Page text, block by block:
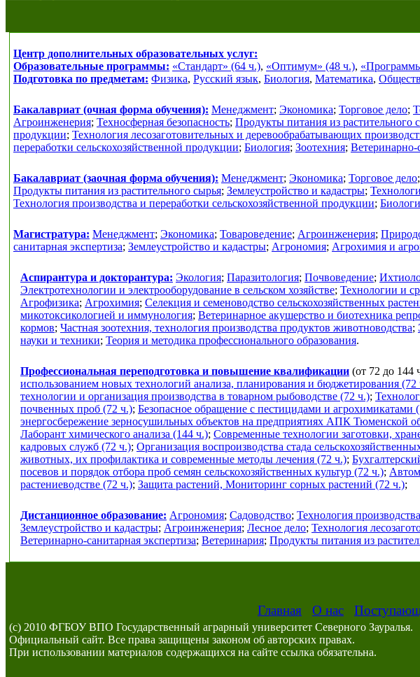
Центр дополнительных образовательных услуг:
Образовательные программы: «Стандарт» (64 ч.), «Оптимум» (48 ч.),
Подготовка по предметам: Физика, Русский язык, Биология, Математика,
Бакалавриат (очная форма обучения): Менеджмент; Экономика; Торговое дело;
Агроинженерия; Техносферная безопасность; Продукты питания из растительного
продукции; Технология лесозаготовительных и деревообрабатывающих
переработки сельскохозяйственной продукции; Биология; Зоотехния; Ветеринарно-
Бакалавриат (заочная форма обучения): Менеджмент; Экономика; Торговое дело;
Продукты питания из растительного сырья; Землеустройство и кадастры;
Технология производства и переработки сельскохозяйственной продукции;
Магистратура: Менеджмент; Экономика; Товароведение; Агроинженерия;
санитарная экспертиза; Землеустройство и кадастры; Агрономия; Агрохимия и
Аспирантура и докторантура: Экология; Паразитология; Почвоведение;
Электротехнологии и электрооборудование в сельском хозяйстве; Технологии и
Агрофизика; Агрохимия; Селекция и семеноводство сельскохозяйственных
микотоксикологией и иммунология; Ветеринарное акушерство и биотехника
кормов; Частная зоотехния, технология производства продуктов животноводства;
науки и техники; Теория и методика профессионального образования.
Профессиональная переподготовка и повышение квалификации (от 72 до 144
использованием новых технологий анализа, планирования и бюджетирования (72
технологии и организация производства в товарном рыбоводстве (72 ч.);
почвенных проб (72 ч.); Безопасное обращение с пестицидами и агрохимикатами
энергосбережение зерносушильных объектов на предприятиях АПК Тюменской
Лаборант химического анализа (144 ч.); Современные технологии заготовки,
кадровых служб (72 ч.); Организация воспроизводства стада
животных, их профилактика и современные методы лечения (72 ч.);
посевов и порядок отбора проб семян сельскохозяйственных культур (72 ч.);
растениеводстве (72 ч.); Защита растений, Мониторинг сорных растений (72 ч.);
Дистанционное образование: Агрономия; Садоводство; Технология
Землеустройство и кадастры; Агроинженерия; Лесное дело; Технология
Ветеринарно-санитарная экспертиза; Ветеринария; Продукты питания из
Главная О нас
(c) 2010 ФГБОУ ВПО Государственный аграрный университет Северного Зауралья.
Официальный сайт. Все права защищены законом об авторских правах.
При использовании материалов содержащихся на сайте ссылка обязательна.